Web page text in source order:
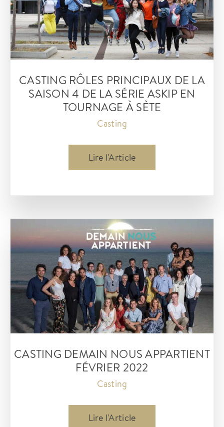
CASTING RÔLES PRINCIPAUX DE LA
SAISON 4 DE LA SÉRIE ASKIP EN
TOURNAGE À SÈTE
Casting
Casting
rôles
la
saison
4
de
la
série
ASKIP
en
à
Sète
Lire l'Article
CASTING DEMAIN NOUS APPARTIENT
FÉVRIER 2022
Casting
Casting
Lire l'Article